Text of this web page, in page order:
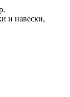
и навески,